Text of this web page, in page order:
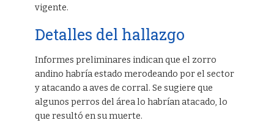
vigente.
Detalles del hallazgo
Informes preliminares indican que el zorro
andino habría estado merodeando por el sector
y atacando a aves de corral. Se sugiere que
algunos perros del área lo habrían atacado, lo
que resultó en su muerte.